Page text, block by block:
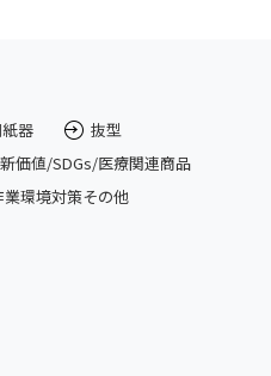
器
抜型
新価値/SDGs/医療関連商品
業環境対策その他